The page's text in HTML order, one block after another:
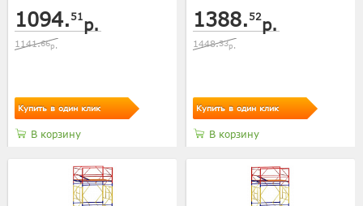
1094. 51р.
1141.66р.
Купить в один клик
В корзину
1388. 52р.
1448.33р.
Купить в один клик
В корзину